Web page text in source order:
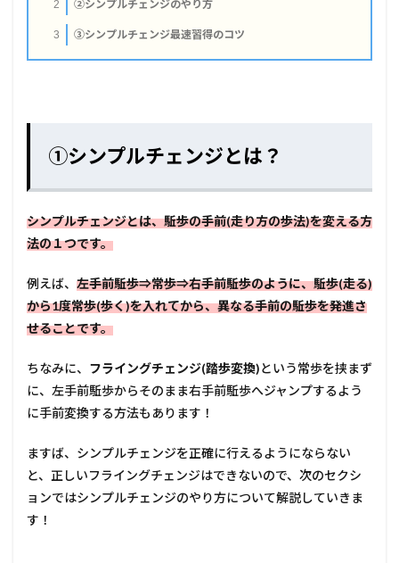
2 ②シンプルチェンジのやり方
3 ③シンプルチェンジ最速習得のコツ
①シンプルチェンジとは？
シンプルチェンジとは、駈歩の手前(走り方の歩法)を変える方
法の１つです。
例えば、 左手前駈歩⇒常歩⇒右手前駈歩のように、駈歩(走る)
から1度常歩(歩く)を入れてから、異なる手前の駈歩を発進さ
せることです。
ちなみに、 フライングチェンジ(踏歩変換)という常歩を挟まず
に、左手前駈歩からそのまま右手前駈歩へジャンプするよう
に手前変換する方法もあります！
ますば、シンプルチェンジを正確に行えるようにならない
と、正しいフライングチェンジはできないので、次のセクシ
ョンではシンプルチェンジのやり方について解説していきま
す！